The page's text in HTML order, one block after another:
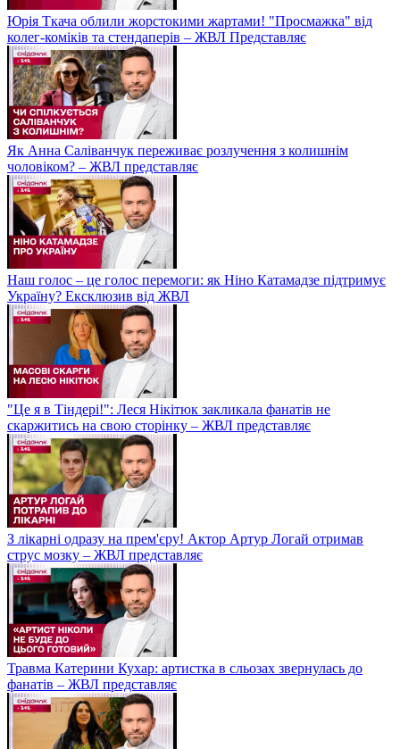
Юрія Ткача облили жорстокими жартами! "Просмажка" від
колег-коміків та стендаперів – ЖВЛ Представляє
Як Анна Саліванчук переживає розлучення з колишнім
чоловіком? – ЖВЛ представляє
Наш голос – це голос перемоги: як Ніно Катамадзе підтримує
Україну? Ексклюзив від ЖВЛ
"Це я в Тіндері!": Леся Нікітюк закликала фанатів не
скаржитись на свою сторінку – ЖВЛ представляє
З лікарні одразу на прем'єру! Актор Артур Логай отримав
струс мозку – ЖВЛ представляє
Травма Катерини Кухар: артистка в сльозах звернулась до
фанатів – ЖВЛ представляє